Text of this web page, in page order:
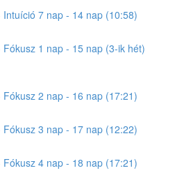
7 nap - 14 nap (10:58)
1 nap - 15 nap (3-ik hét)
2 nap - 16 nap (17:21)
3 nap - 17 nap (12:22)
4 nap - 18 nap (17:21)